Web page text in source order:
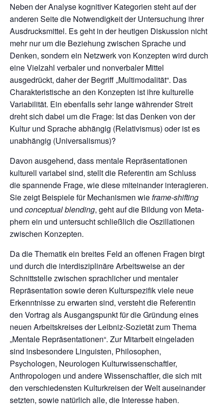
Neben der Analyse kognitiver Kategorien steht auf der
anderen Seite die Notwendigkeit der Untersuchung ihrer
Ausdrucksmittel. Es geht in der heutigen Diskussion nicht
mehr nur um die Beziehung zwischen Sprache und
Denken, sondern ein Netzwerk von Konzepten wird durch
eine Vielzahl verbaler und nonverbaler Mittel
ausgedrückt, daher der Begriff „Multimodalität“. Das
Charakteristische an den Konzepten ist ihre kulturelle
Variabilität. Ein ebenfalls sehr lange währender Streit
dreht sich dabei um die Frage: Ist das Denken von der
Kultur und Sprache abhängig (Relativismus) oder ist es
unabhängig (Universalismus)?
Davon ausgehend, dass mentale Repräsentationen
kulturell variabel sind, stellt die Refe­rentin am Schluss
die spannende Frage, wie diese miteinander interagieren.
Sie zeigt Beispiele für Mechanismen wie frame-shifting
und conceptual blending, geht auf die Bildung von Meta­
phern ein und untersucht schließlich die Oszillationen
zwischen Konzepten.
Da die Thematik ein breites Feld an offenen Fragen birgt
und durch die interdisziplinäre Arbeitsweise an der
Schnittstelle zwischen sprachlicher und mentaler
Repräsentation sowie de­ren Kulturspezifik viele neue
Erkenntnisse zu erwarten sind, versteht die Referentin
den Vor­trag als Ausgangspunkt für die Gründung eines
neuen Arbeitskreises der Leibniz-Sozietät zum Thema
„Mentale Repräsentationen“. Zur Mitarbeit eingeladen
sind insbesondere Linguisten, Philosophen,
Psychologen, Neurologen Kulturwissenschaftler,
Anthropologen und andere Wis­senschaftler, die sich mit
den verschiedensten Kulturkreisen der Welt auseinander
setzten, so­wie natürlich alle, die Interesse haben.